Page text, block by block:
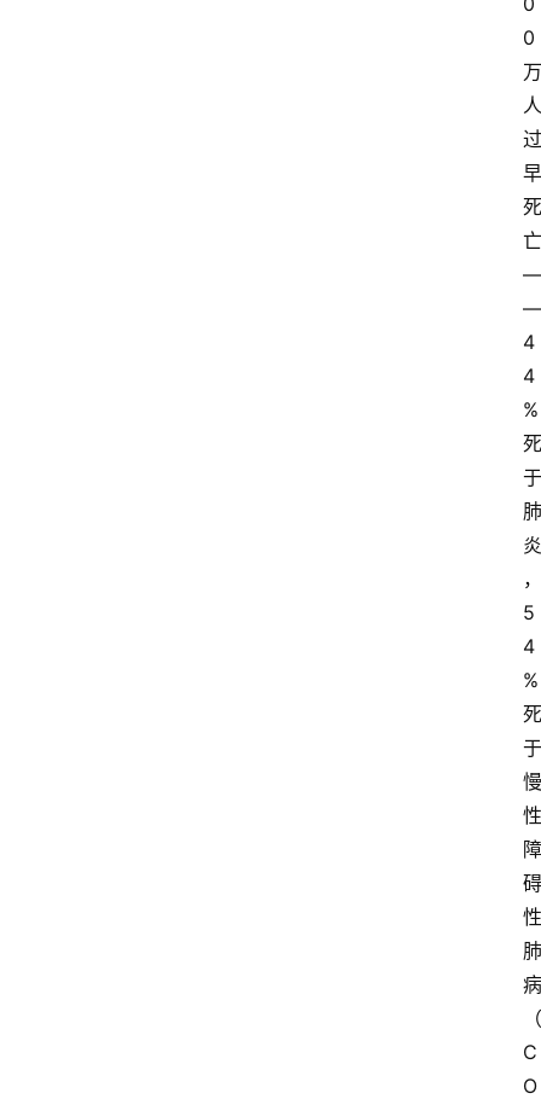
0
万
人
过
早
死
亡
—
—
4
4
%
死
于
肺
炎
，
5
4
%
死
于
慢
性
障
碍
性
肺
病
（
C
O